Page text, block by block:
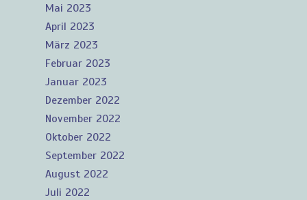
Mai 2023
April 2023
März 2023
Februar 2023
Januar 2023
Dezember 2022
November 2022
Oktober 2022
September 2022
August 2022
Juli 2022